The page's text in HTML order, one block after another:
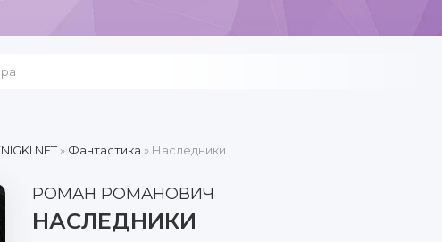
» Фантастика » Наследники
РОМАН РОМАНОВИЧ
НАСЛЕДНИКИ